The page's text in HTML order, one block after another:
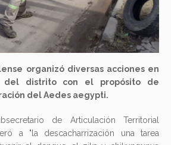
organizó diversas acciones en
del distrito con el propósito de
del Aedes aegypti.
de Articulación Territorial
a "la descacharrización una tarea